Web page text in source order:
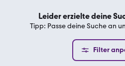
Leider erzielte deine
Tipp: Passe deine Suche an
Filter